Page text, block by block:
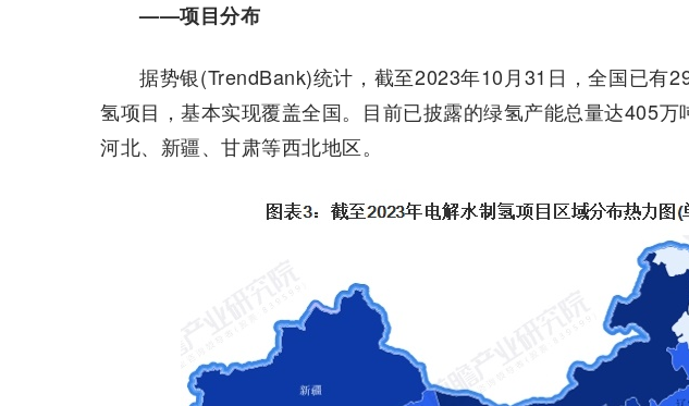
——项目分布
据势银(TrendBank)统计，截至2023年10月31日，全国已有
氢项目，基本实现覆盖全国。目前已披露的绿氢产能总量达405万
河北、新疆、甘肃等西北地区。